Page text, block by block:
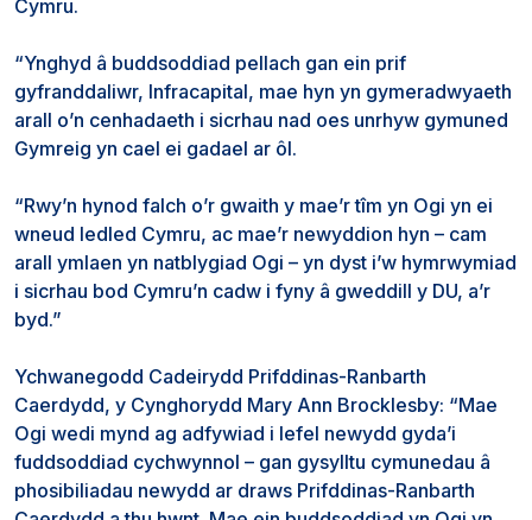
Cymru.
“Ynghyd â buddsoddiad pellach gan ein prif
gyfranddaliwr, Infracapital, mae hyn yn gymeradwyaeth
arall o’n cenhadaeth i sicrhau nad oes unrhyw gymuned
Gymreig yn cael ei gadael ar ôl.
“Rwy’n hynod falch o’r gwaith y mae’r tîm yn Ogi yn ei
wneud ledled Cymru, ac mae’r newyddion hyn – cam
arall ymlaen yn natblygiad Ogi – yn dyst i’w hymrwymiad
i sicrhau bod Cymru’n cadw i fyny â gweddill y DU, a’r
byd.”
Ychwanegodd Cadeirydd Prifddinas-Ranbarth
Caerdydd, y Cynghorydd Mary Ann Brocklesby: “Mae
Ogi wedi mynd ag adfywiad i lefel newydd gyda’i
fuddsoddiad cychwynnol – gan gysylltu cymunedau â
phosibiliadau newydd ar draws Prifddinas-Ranbarth